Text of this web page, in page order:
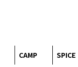
CAMP SPICE